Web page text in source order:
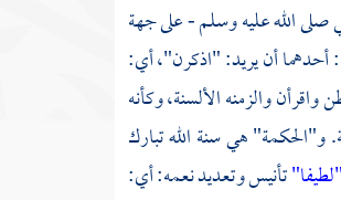
صلى الله عليه وسلم - على جهة
أحدهما أن يريد: "اذكرن"، أي:
والزمنه الألسنة، وكأنه
و"الحكمة" هي سنة الله تبارك
"لطيفا"تأنيس وتعديد نعمه: أي: